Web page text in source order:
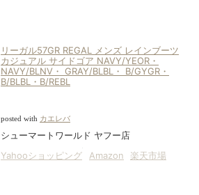
リーガル57GR REGAL メンズ レインブーツ
カジュアル サイドゴア NAVY/YEOR・
NAVY/BLNV・ GRAY/BLBL・ B/GYGR・
B/BLBL・B/REBL
posted with カエレバ
シューマートワールド ヤフー店
Yahooショッピング
Amazon 楽天市場